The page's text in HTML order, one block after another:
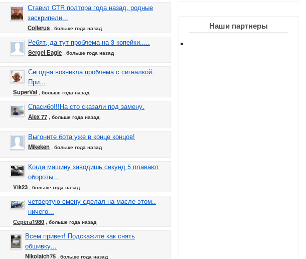
Наши партнеры
Ставил CTR полтора года назад, родные
заскрипели...
Collerus ,больше года назад
Ребят, да тут проблема на 3 копейки.....
Sergei Eagle ,больше года назад
Сегодня возникла проблема с сигналкой.
При...
SuperVal ,больше года назад
Спасибо!!!На сто сказали под замену.
Alex 77 ,больше года назад
Выгоните бота уже в конце концов!
Mikeken ,больше года назад
Когда машину заводишь секунд 5 плавают
обороты...
Vik23 ,больше года назад
четвертую смену сделал на масле этом..
ничего...
Серёга1980 ,больше года назад
Всем привет! Подскажите как снять
обшивку...
Nikolaich75 ,больше года назад